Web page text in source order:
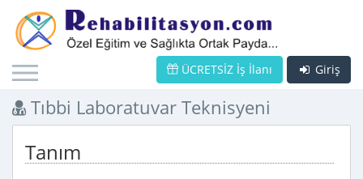
Giriş
ÜCRETSİZ İş İlanı
Tıbbi Laboratuvar Teknisyeni
Tanım